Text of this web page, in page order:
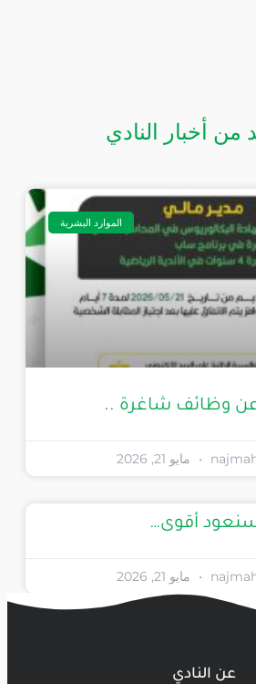
من أخبار النادي
الموارد البشرية
عن وظائف شاغرة ..
مايو 21, 2026
أقوى…
مايو 21, 2026
عن النادي